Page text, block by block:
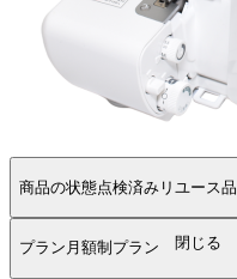
商品の状態点検済みリユース品
プラン 月額制プラン 閉じる